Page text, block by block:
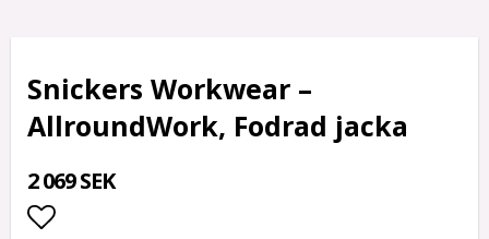
Snickers Workwear –
AllroundWork, Fodrad jacka
2 069 SEK